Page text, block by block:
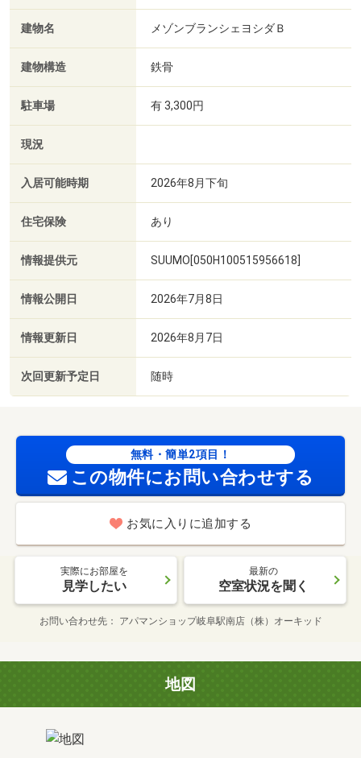
建物名 メゾンブランシェヨシダＢ
建物構造 鉄骨
駐車場 有 3,300円
現況
入居可能時期 2026年8月下旬
住宅保険 あり
情報提供元 SUUMO[050H100515956618]
情報公開日 2026年7月8日
情報更新日 2026年8月7日
次回更新予定日 随時
無料・簡単2項目！
この物件にお問い合わせする
お気に入りに追加する
実際にお部屋を
見学したい
最新の
空室状況を聞く
お問い合わせ先 アパマンショップ岐阜駅南店（株）オーキッド
地図